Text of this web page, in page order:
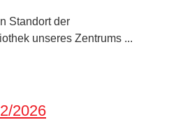
Standort der
unseres Zentrums ...
2026